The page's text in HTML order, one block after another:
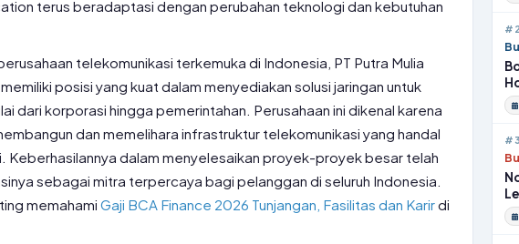
terus beradaptasi dengan perubahan teknologi dan kebutuhan
telekomunikasi terkemuka di Indonesia, PT Putra Mulia
posisi yang kuat dalam menyediakan solusi jaringan untuk
dari korporasi hingga pemerintahan. Perusahaan ini dikenal karena
dan memelihara infrastruktur telekomunikasi yang handal
Keberhasilannya dalam menyelesaikan proyek-proyek besar telah
sebagai mitra terpercaya bagi pelanggan di seluruh Indonesia.
memahami Gaji BCA Finance 2026 Tunjangan, Fasilitas dan Karirdi
#2
#3